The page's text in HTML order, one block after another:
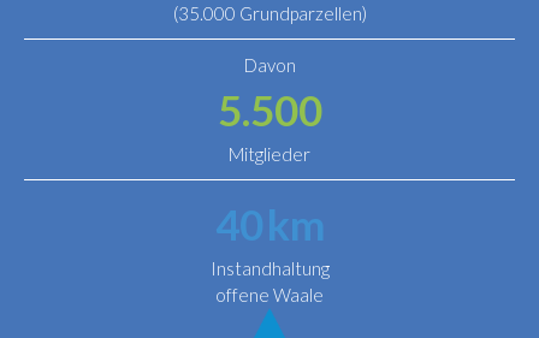
(35.000 Grundparzellen)
Davon
5.500
Mitglieder
40km
Instandhaltung
offene Waale